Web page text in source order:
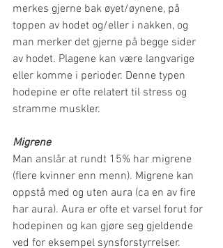
merkes gjerne bak øyet/øynene, på
toppen av hodet og/eller i nakken, og
man merker det gjerne på begge sider
av hodet. Plagene kan være langvarige
eller komme i perioder. Denne typen
hodepine er ofte relatert til stress og
stramme muskler.
Migrene
Man anslår at rundt 15% har migrene
(flere kvinner enn menn). Migrene kan
oppstå med og uten aura (ca en av fire
har aura). Aura er ofte et varsel forut for
hodepinen og kan gjøre seg gjeldende
ved for eksempel synsforstyrrelser.